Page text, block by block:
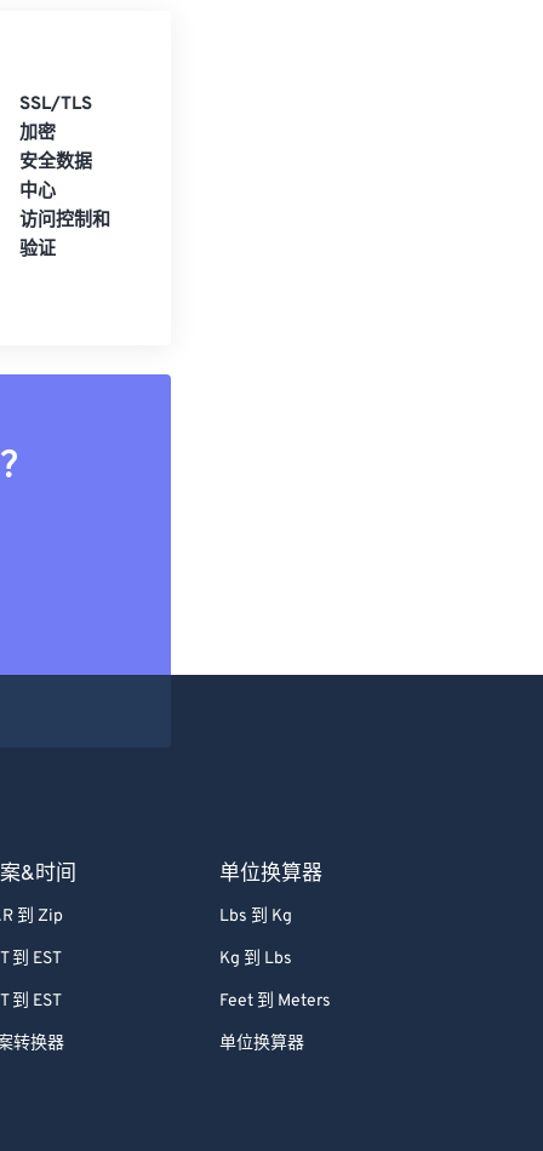
SSL/TLS
加密
安全数据
中心
访问控制和
验证
&时间
到 Zip
到 EST
到 EST
转换器
单位换算器
Lbs 到 Kg
Kg 到 Lbs
Feet 到 Meters
单位换算器